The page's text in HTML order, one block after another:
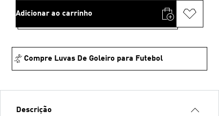
Adicionar ao carrinho
Compre Luvas De Goleiro para Futebol
Descrição